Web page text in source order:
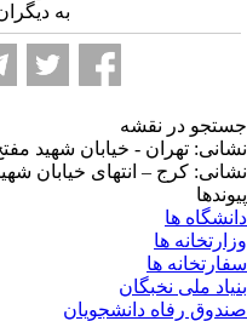
به دیگران: ۰
در نقشه
تهران - خیابان شهید مفتح
کرج – انتهای خیابان
ها
ها
ها
ملی نخبگان
رفاه دانشجویان